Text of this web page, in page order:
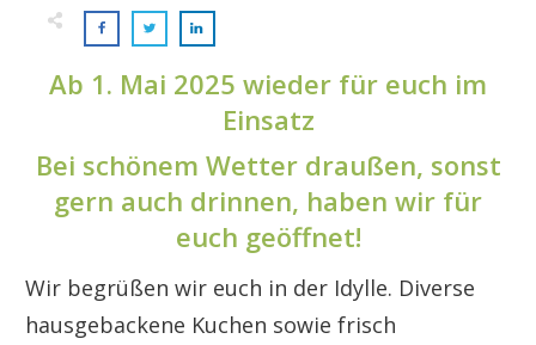
Ab 1. Mai 2025 wieder für euch im
Einsatz
Bei schönem Wetter draußen, sonst
gern auch drinnen, haben wir für
euch geöffnet!
Wir begrüßen wir euch in der Idylle. Diverse
hausgebackene Kuchen sowie frisch